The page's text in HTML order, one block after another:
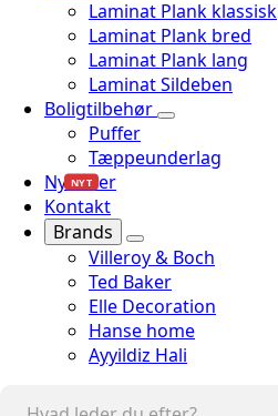
Laminat Plank klassisk
Laminat Plank bred
Laminat Plank lang
Laminat Sildeben
Boligtilbehør
Puffer
Tæppeunderlag
Nyheder
NYT
Kontakt
Brands
Villeroy & Boch
Ted Baker
Elle Decoration
Hanse home
Ayyildiz Hali